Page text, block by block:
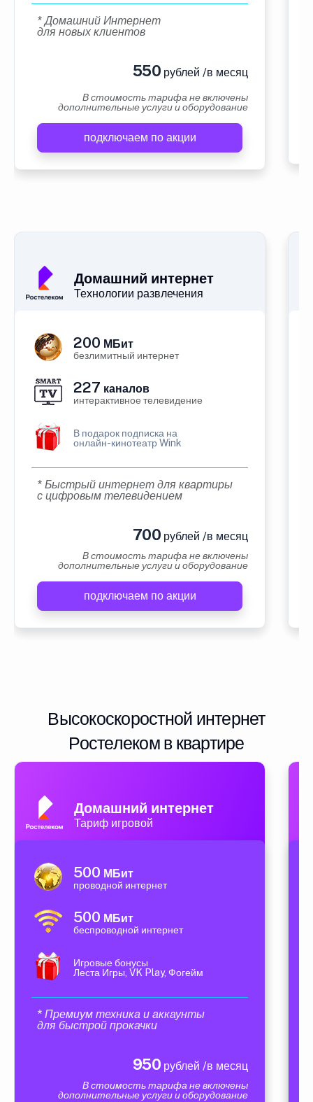
* Домашний Интернет
для новых клиентов
550 рублей /в месяц
В стоимость тарифа не включены
дополнительные услуги и оборудование
подключаем по акции
Домашний интернет
Технологии развлечения
200 МБит
безлимитный интернет
227 каналов
интерактивное телевидение
В подарок подписка на
онлайн-кинотеатр Wink
* Быстрый интернет для квартиры
с цифровым телевидением
700 рублей /в месяц
В стоимость тарифа не включены
дополнительные услуги и оборудование
подключаем по акции
Высокоскоростной интернет
Ростелеком в квартире
Домашний интернет
Тариф игровой
500 МБит
проводной интернет
500 МБит
беспроводной интернет
Игровые бонусы
Леста Игры, VK Play, Фогейм
* Премиум техника и аккаунты
для быстрой прокачки
950 рублей /в месяц
В стоимость тарифа не включены
дополнительные услуги и оборудование